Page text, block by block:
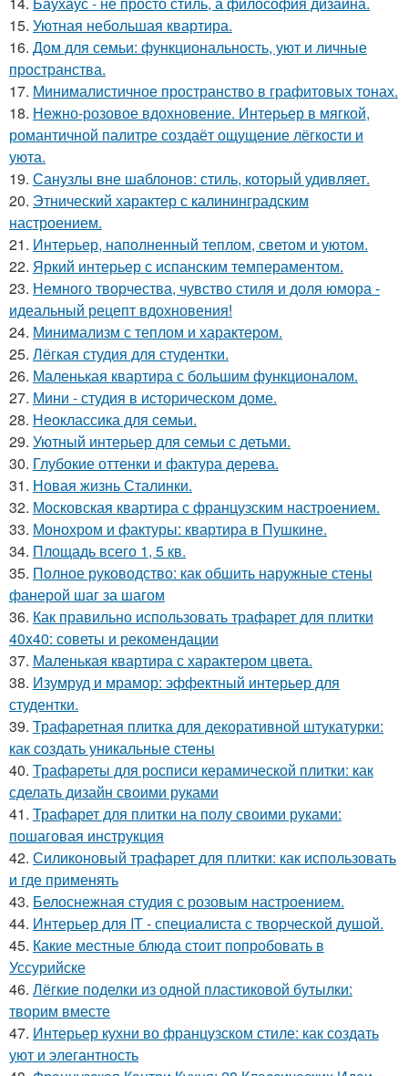
15. Уютная небольшая квартира.
16. Дом для семьи: функциональность, уют и личные
пространства.
17. Минималистичное пространство в графитовых тонах.
18. Нежно-розовое вдохновение. Интерьер в мягкой,
романтичной палитре создаёт ощущение лёгкости и
уюта.
19. Санузлы вне шаблонов: стиль, который удивляет.
20. Этнический характер с калининградским
настроением.
21. Интерьер, наполненный теплом, светом и уютом.
22. Яркий интерьер с испанским темпераментом.
23. Немного творчества, чувство стиля и доля юмора -
идеальный рецепт вдохновения!
24. Минимализм с теплом и характером.
25. Лёгкая студия для студентки.
26. Маленькая квартира с большим функционалом.
27. Мини - студия в историческом доме.
28. Неоклассика для семьи.
29. Уютный интерьер для семьи с детьми.
30. Глубокие оттенки и фактура дерева.
31. Новая жизнь Сталинки.
32. Московская квартира с французским настроением.
33. Монохром и фактуры: квартира в Пушкине.
34. Площадь всего 1, 5 кв.
35. Полное руководство: как обшить наружные стены
фанерой шаг за шагом
36. Как правильно использовать трафарет для плитки
40x40: советы и рекомендации
37. Маленькая квартира с характером цвета.
38. Изумруд и мрамор: эффектный интерьер для
студентки.
39. Трафаретная плитка для декоративной штукатурки:
как создать уникальные стены
40. Трафареты для росписи керамической плитки: как
сделать дизайн своими руками
41. Трафарет для плитки на полу своими руками:
пошаговая инструкция
42. Силиконовый трафарет для плитки: как использовать
и где применять
43. Белоснежная студия с розовым настроением.
44. Интерьер для IT - специалиста с творческой душой.
45. Какие местные блюда стоит попробовать в
Уссурийске
46. Лёгкие поделки из одной пластиковой бутылки:
творим вместе
47. Интерьер кухни во французском стиле: как создать
уют и элегантность